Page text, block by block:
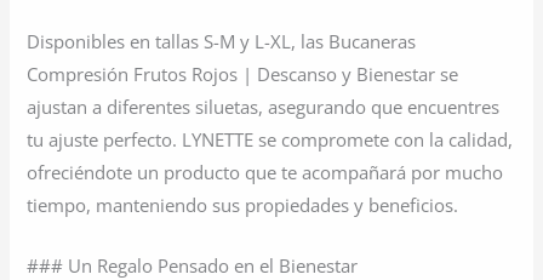
Disponibles en tallas S-M y L-XL, las Bucaneras
Compresión Frutos Rojos | Descanso y Bienestar se
ajustan a diferentes siluetas, asegurando que encuentres
tu ajuste perfecto. LYNETTE se compromete con la calidad,
ofreciéndote un producto que te acompañará por mucho
tiempo, manteniendo sus propiedades y beneficios.
### Un Regalo Pensado en el Bienestar